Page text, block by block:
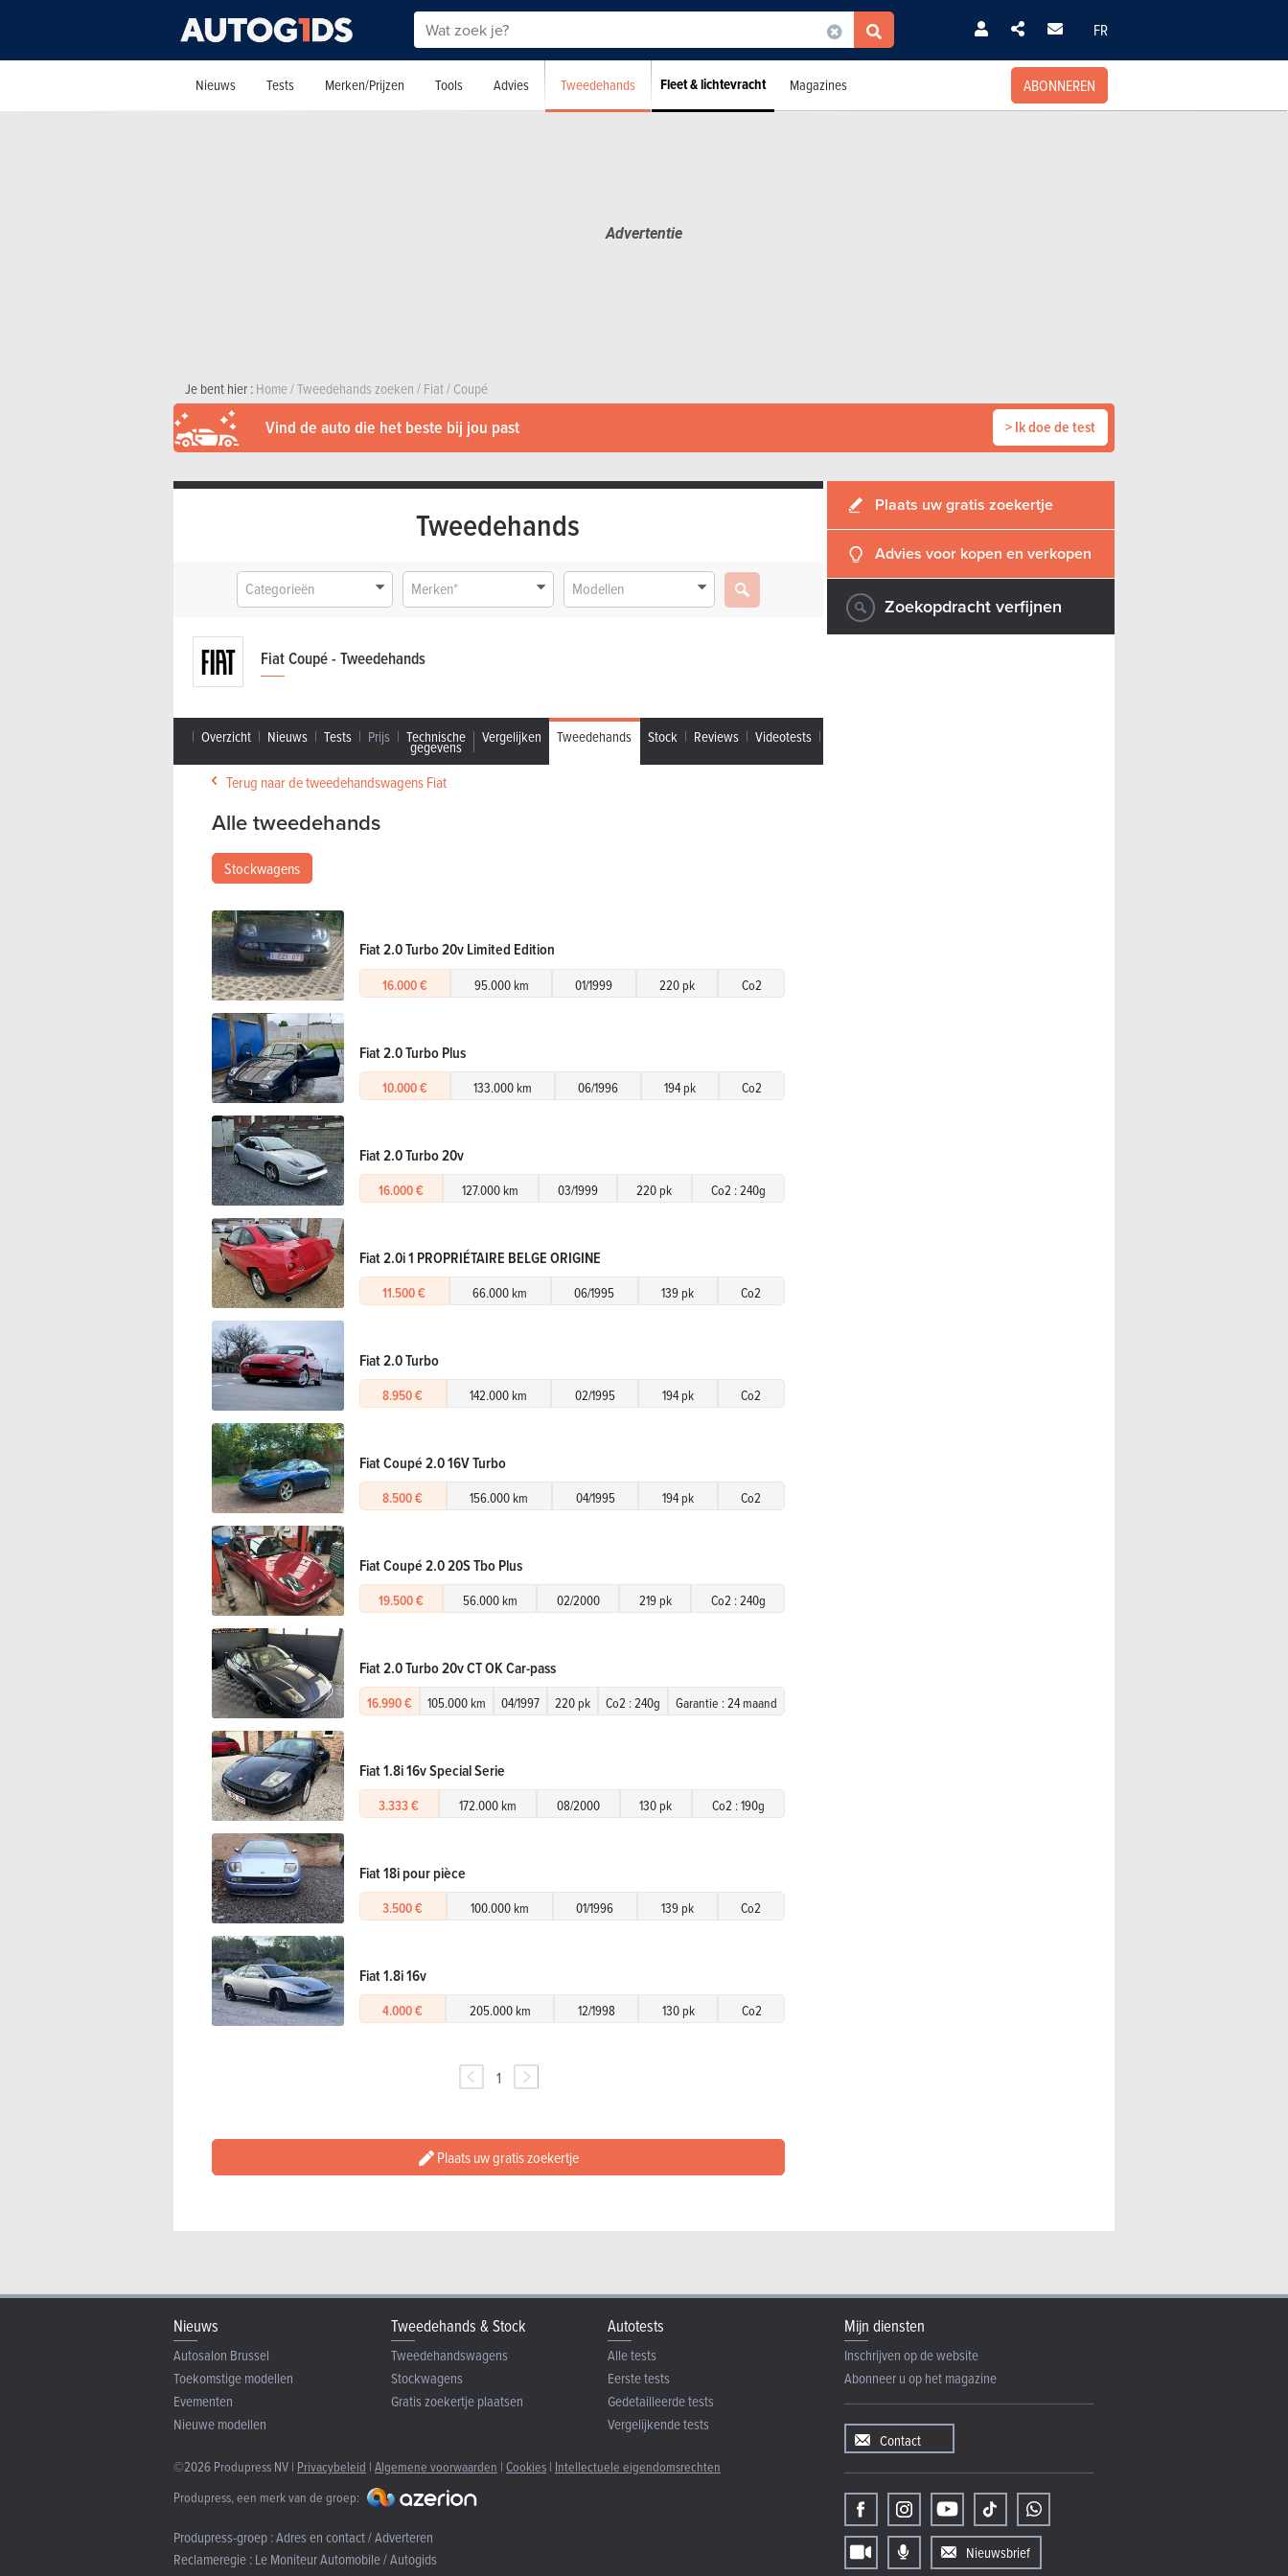
FR
Nieuws Tests Merken/Prijzen Tools Advies Tweedehands Fleet & lichtevracht Magazines ABONNEREN
Je bent hier :Home/Tweedehands zoeken/Fiat/Coupé
Vind de auto die het beste bij jou past > Ik doe de test
Tweedehands
Categorieën Merken* Modellen
Fiat Coupé - Tweedehands
Overzicht Nieuws Tests Prijs Technische
gegevens
Vergelijken Tweedehands Stock Reviews Videotests
Terug naar de tweedehandswagens Fiat
Alle tweedehands
Stockwagens
Fiat 2.0 Turbo 20v Limited Edition
16.000 € 95.000 km 01/1999 220 pk Co2
Fiat 2.0 Turbo Plus
10.000 € 133.000 km 06/1996 194 pk Co2
Fiat 2.0 Turbo 20v
16.000 € 127.000 km 03/1999 220 pk Co2 : 240g
Fiat 2.0i 1 PROPRIÉTAIRE BELGE ORIGINE
11.500 € 66.000 km 06/1995 139 pk Co2
Fiat 2.0 Turbo
8.950 € 142.000 km 02/1995 194 pk Co2
Fiat Coupé 2.0 16V Turbo
8.500 € 156.000 km 04/1995 194 pk Co2
Fiat Coupé 2.0 20S Tbo Plus
19.500 € 56.000 km 02/2000 219 pk Co2 : 240g
Fiat 2.0 Turbo 20v CT OK Car-pass
16.990 € 105.000 km 04/1997 220 pk Co2 : 240g Garantie : 24 maand
Fiat 1.8i 16v Special Serie
3.333 € 172.000 km 08/2000 130 pk Co2 : 190g
Fiat 18i pour pièce
3.500 € 100.000 km 01/1996 139 pk Co2
Fiat 1.8i 16v
4.000 € 205.000 km 12/1998 130 pk Co2
1
Plaats uw gratis zoekertje
Plaats uw gratis zoekertje
Advies voor kopen en verkopen
Zoekopdracht verfijnen
Nieuws
Autosalon Brussel
Toekomstige modellen
Evementen
Nieuwe modellen
Tweedehands & Stock
Tweedehandswagens
Stockwagens
Gratis zoekertje plaatsen
Autotests
Alle tests
Eerste tests
Gedetailleerde tests
Vergelijkende tests
©2026 Produpress NV | Privacybeleid | Algemene voorwaarden | Cookies | Intellectuele eigendomsrechten
Produpress, een merk van de groep:
Produpress-groep :Adres en contact / Adverteren
Reclameregie :Le Moniteur Automobile / Autogids
Mijn diensten
Inschrijven op de website
Abonneer u op het magazine
Contact
Nieuwsbrief